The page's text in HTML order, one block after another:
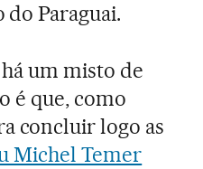
Paraguai.
um misto de
é que, como
concluir logo as
Michel Temer